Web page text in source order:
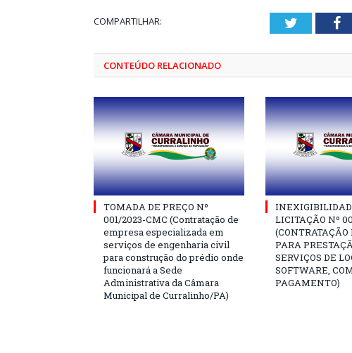
COMPARTILHAR: Twitter
CONTEÚDO RELACIONADO
TOMADA DE PREÇO Nº
001/2023-CMC (Contratação de
empresa especializada em
serviços de engenharia civil
para construção do prédio onde
funcionará a Sede
Administrativa da Câmara
Municipal de Curralinho/PA)
LICITAÇÃO Nº
PARA
SERVIÇOS DE
SOFTWARE,
PAGAMENTO)